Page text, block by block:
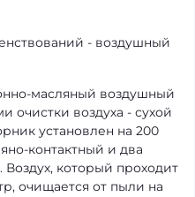
- воздушный
масляный воздушный
очистки воздуха - сухой
установлен на 200
контактный и два
Воздух, который проходит
очищается от пыли на